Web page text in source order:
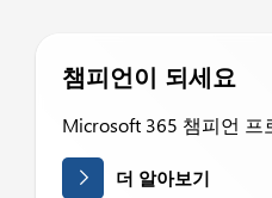
챔피언이 되세요
Microsoft 365 챔피언 프
더 알아보기